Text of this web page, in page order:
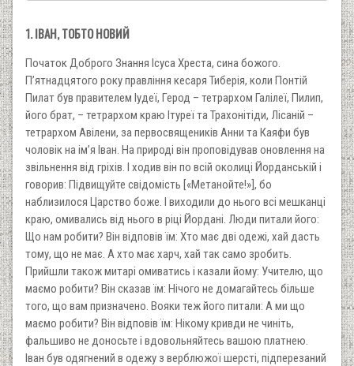
1. ІВАН, ТОБТО НОВИЙ
Початок Доброго Знання Ісуса Хреста, сина божого.
П’ятнадцятого року правління кесаря Тиберія, коли Понтій
Пилат був правителем Іудеї, Герод – тетрархом Галілеї, Пилип,
його брат, – тетрархом краю Ітуреї та Трахонітіди, Лісаній –
тетрархом Авілени, за первосвящеників Анни та Каяфи був
чоловік на ім’я Іван. На природі він проповідував оновлення на
звільнення від гріхів. І ходив він по всій околиці Йорданській і
говорив: Підвищуйте свідомість [«Метанойте!»], бо
наблизилося Царство боже. І виходили до нього всі мешканці
краю, омивались від нього в ріці Йордані. Люди питали його:
Що нам робити? Він відповів їм: Хто має дві одежі, хай дасть
тому, що не має. А хто має харч, хай так само зробить.
Прийшли також митарі омиватись і казали йому: Учителю, що
маємо робити? Він сказав їм: Нічого не домагайтесь більше
того, що вам призначено. Вояки теж його питали: А ми що
маємо робити? Він відповів їм: Нікому кривди не чиніть,
фальшиво не доносьте і вдовольняйтесь вашою платнею.
Іван був одягнений в одежу з верблюжої шерсті, підперезаний